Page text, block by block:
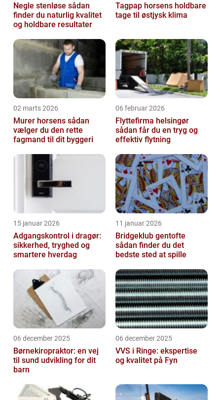
Negle stenløse sådan
finder du naturlig kvalitet
og holdbare resultater
Tagpap horsens holdbare
tage til østjysk klima
02 marts 2026
Murer horsens sådan
vælger du den rette
fagmand til dit byggeri
06 februar 2026
Flyttefirma helsingør
sådan får du en tryg og
effektiv flytning
15 januar 2026
Adgangskontrol i dragør:
sikkerhed, tryghed og
smartere hverdag
11 januar 2026
Bridgeklub gentofte
sådan finder du det
bedste sted at spille
06 december 2025
Børnekiropraktor: en vej
til sund udvikling for dit
barn
06 december 2025
VVS i Ringe: ekspertise
og kvalitet på Fyn